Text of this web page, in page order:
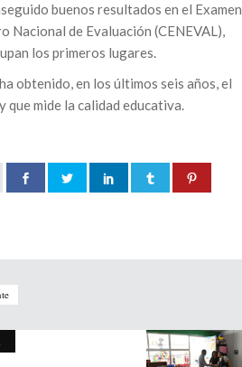
buenos resultados en el Examen
Nacional de Evaluación (CENEVAL),
los primeros lugares.
obtenido, en los últimos seis años, el
que mide la calidad educativa.